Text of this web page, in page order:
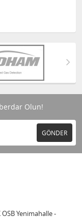
Olun!
GÖNDER
Yenimahalle -